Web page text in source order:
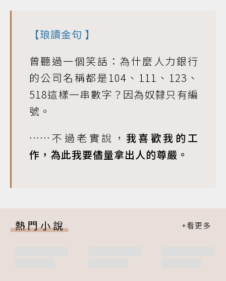
【琅讀金句 】
曾聽過一個笑話：為什麼人力銀行
的公司名稱都是104、111、123、
518這樣一串數字？因為奴隸只有編
號。
……不過老實說， 我喜歡我的工
作，為此我要儘量拿出人的尊嚴。
熱門小說